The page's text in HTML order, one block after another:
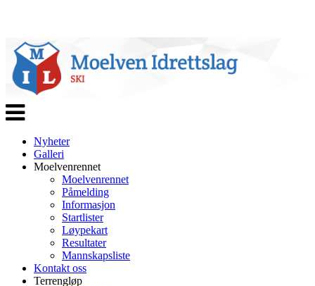
Veksle
navigasjon
Nyheter
Galleri
Moelvenrennet
Moelvenrennet
Påmelding
Informasjon
Startlister
Løypekart
Resultater
Mannskapsliste
Kontakt oss
Terrengløp